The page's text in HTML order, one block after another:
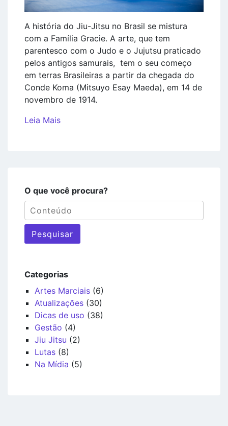
A história do Jiu-Jitsu no Brasil se mistura
com a Família Gracie. A arte, que tem
parentesco com o Judo e o Jujutsu praticado
pelos antigos samurais, tem o seu começo
em terras Brasileiras a partir da chegada do
Conde Koma (Mitsuyo Esay Maeda), em 14 de
novembro de 1914.
Leia Mais
O que você procura?
Pesquisar
Categorias
Artes Marciais (6)
Atualizações (30)
Dicas de uso (38)
Gestão (4)
Jiu Jitsu (2)
Lutas (8)
Na Mídia (5)